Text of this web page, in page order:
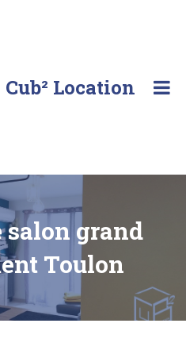
Cub² Location
salon grand
Toulon